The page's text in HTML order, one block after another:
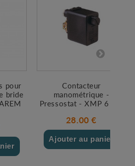
pour
bride
Contacteur
manométrique -
Pressostat - XMP 6 PM
28.00 €
Ajouter au panier